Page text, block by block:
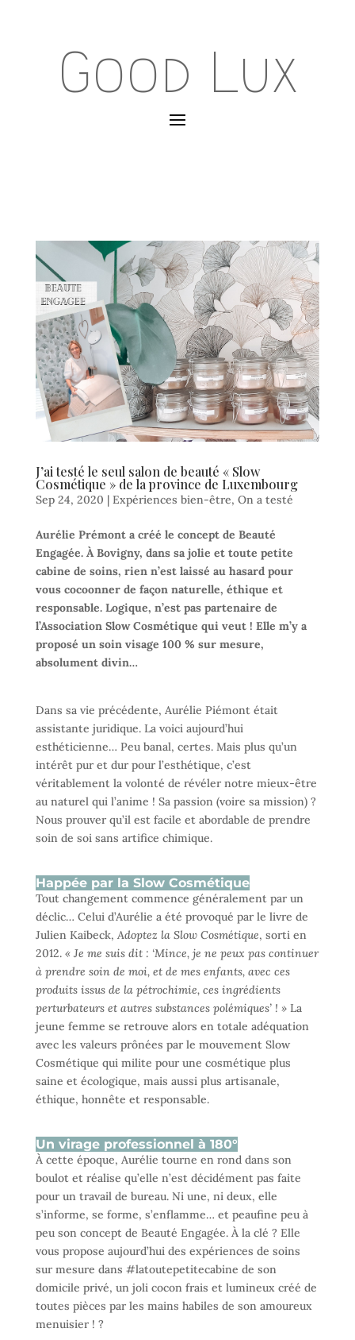
Good Lux
J’ai testé le seul salon de beauté « Slow
Cosmétique » de la province de Luxembourg
Sep 24, 2020 | Expériences bien-être, On a testé
Aurélie Prémont a créé le concept de Beauté
Engagée. À Bovigny, dans sa jolie et toute petite
cabine de soins, rien n’est laissé au hasard pour
vous cocoonner de façon naturelle, éthique et
responsable. Logique, n’est pas partenaire de
l’Association Slow Cosmétique qui veut ! Elle m’y a
proposé un soin visage 100 % sur mesure,
absolument divin…
Dans sa vie précédente, Aurélie Piémont était
assistante juridique. La voici aujourd’hui
esthéticienne… Peu banal, certes. Mais plus qu’un
intérêt pur et dur pour l’esthétique, c’est
véritablement la volonté de révéler notre mieux-être
au naturel qui l’anime ! Sa passion (voire sa mission) ?
Nous prouver qu’il est facile et abordable de prendre
soin de soi sans artifice chimique.
Happée par la Slow Cosmétique
Tout changement commence généralement par un
déclic… Celui d’Aurélie a été provoqué par le livre de
Julien Kaibeck, Adoptez la Slow Cosmétique, sorti en
2012. « Je me suis dit : ‘Mince, je ne peux pas continuer
à prendre soin de moi, et de mes enfants, avec ces
produits issus de la pétrochimie, ces ingrédients
perturbateurs et autres substances polémiques’ ! » La
jeune femme se retrouve alors en totale adéquation
avec les valeurs prônées par le mouvement Slow
Cosmétique qui milite pour une cosmétique plus
saine et écologique, mais aussi plus artisanale,
éthique, honnête et responsable.
Un virage professionnel à 180°
À cette époque, Aurélie tourne en rond dans son
boulot et réalise qu’elle n’est décidément pas faite
pour un travail de bureau. Ni une, ni deux, elle
s’informe, se forme, s’enflamme… et peaufine peu à
peu son concept de Beauté Engagée. À la clé ? Elle
vous propose aujourd’hui des expériences de soins
sur mesure dans #latoutepetitecabine de son
domicile privé, un joli cocon frais et lumineux créé de
toutes pièces par les mains habiles de son amoureux
menuisier ! ?